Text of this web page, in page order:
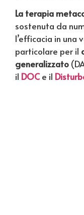
La terapia
sostenuta da
l’efficacia in una
particolare per il
generalizzato
il DOCe il